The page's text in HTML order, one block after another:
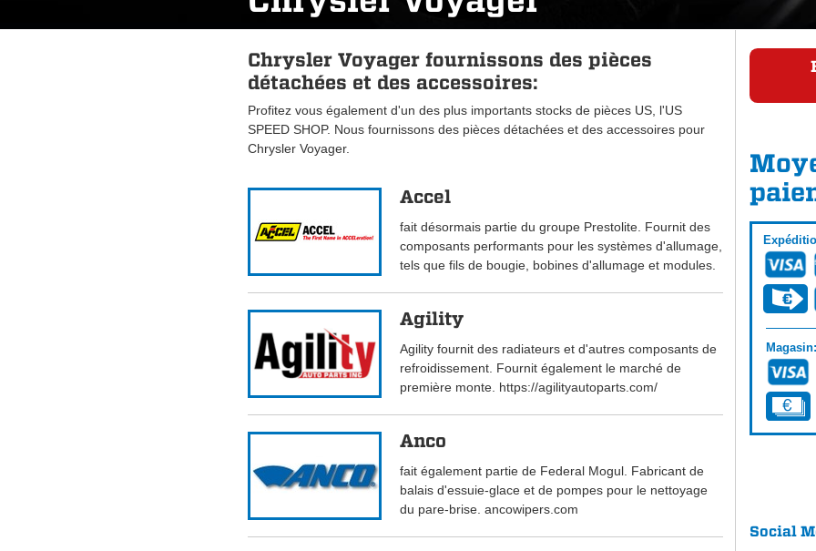
Chrysler Voyager fournissons des pièces
détachées et des accessoires:
Profitez vous également d'un des plus importants stocks de pièces US, l'US
SPEED SHOP. Nous fournissons des pièces détachées et des accessoires pour
Chrysler Voyager.
Accel
fait désormais partie du groupe Prestolite. Fournit des
composants performants pour les systèmes d'allumage,
tels que fils de bougie, bobines d'allumage et modules.
Agility
Agility fournit des radiateurs et d'autres composants de
refroidissement. Fournit également le marché de
première monte. https://agilityautoparts.com/
Anco
fait également partie de Federal Mogul. Fabricant de
balais d'essuie-glace et de pompes pour le nettoyage
du pare-brise. ancowipers.com
Magasin:
Social